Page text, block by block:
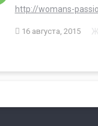
http://womans-
16 августа, 2015